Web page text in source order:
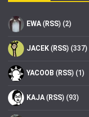
EWA (RSS) (2)
JACEK (RSS) (337)
YACOOB (RSS) (1)
KAJA (RSS) (93)